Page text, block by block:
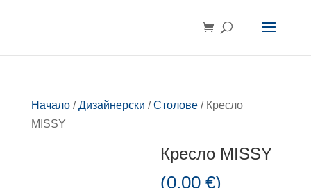
Начало/Дизайнерски /Столове/ Кресло
MISSY
Кресло MISSY
(0,00€)